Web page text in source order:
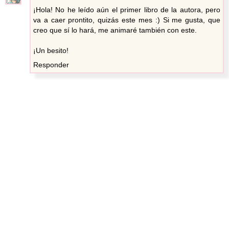
¡Hola! No he leído aún el primer libro de la autora, pero
va a caer prontito, quizás este mes :) Si me gusta, que
creo que sí lo hará, me animaré también con este.
¡Un besito!
Responder